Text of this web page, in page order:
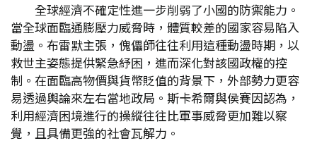
全球經濟不確定性進一步削弱了小國的防禦能力。
當全球面臨通膨壓力威脅時，體質較差的國家容易陷入
動盪。布雷默主張，傀儡師往往利用這種動盪時期，以
救世主姿態提供緊急紓困，進而深化對該國政權的控
制。在面臨高物價與貨幣貶值的背景下，外部勢力更容
易透過輿論來左右當地政局。斯卡希爾與侯賽因認為，
利用經濟困境進行的操縱往往比軍事威脅更加難以察
覺，且具備更強的社會瓦解力。